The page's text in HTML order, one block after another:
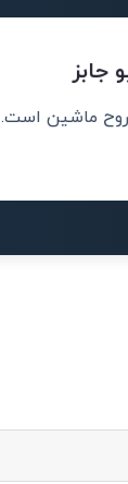
جابز
ماشین است.